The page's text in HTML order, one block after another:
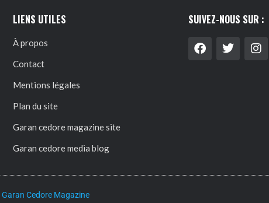
LIENS UTILES
À propos
Contact
Mentions légales
Plan du site
Garan cedore magazine site
Garan cedore media blog
SUIVEZ-NOUS SUR :
Garan Cedore Magazine